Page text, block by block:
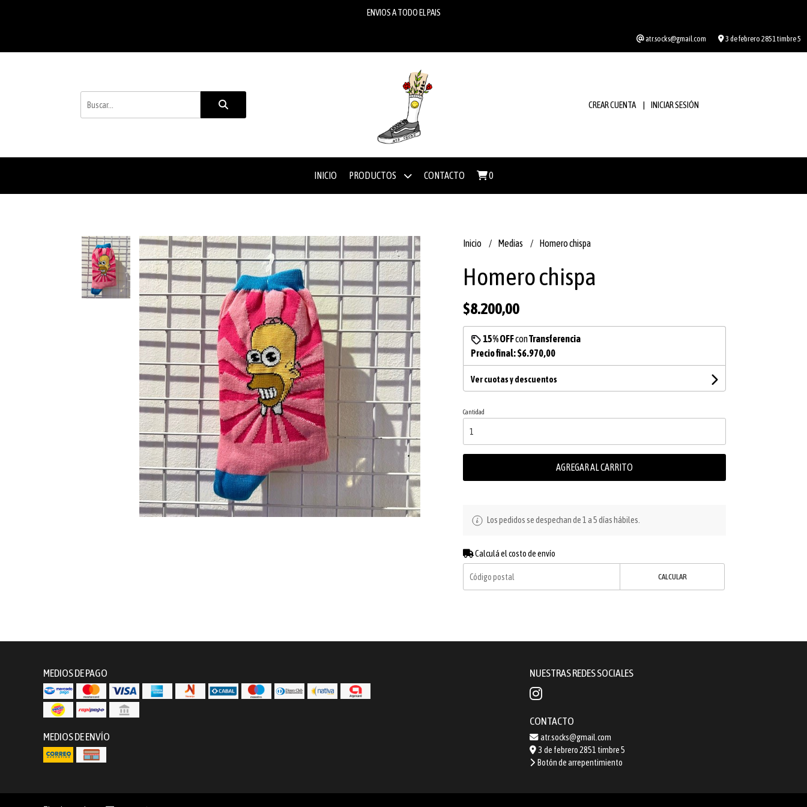
ENVIOS A TODO EL PAIS
atr.socks@gmail.com 3 de febrero 2851 timbre 5
CREAR CUENTA INICIAR SESIÓN
INICIO PRODUCTOS CONTACTO 0
Inicio Medias Homero chispa
Homero chispa
$8.200,00
15% OFFconTransferencia
Precio final:$6.970,00
Ver cuotas y descuentos
Cantidad
AGREGAR AL CARRITO
Los pedidos se despechan de 1 a 5 días hábiles.
Calculá el costo de envío
CALCULAR
MEDIOS DE PAGO
MEDIOS DE ENVÍO
NUESTRAS REDES SOCIALES
CONTACTO
atr.socks@gmail.com
3 de febrero 2851 timbre 5
Botón de arrepentimiento